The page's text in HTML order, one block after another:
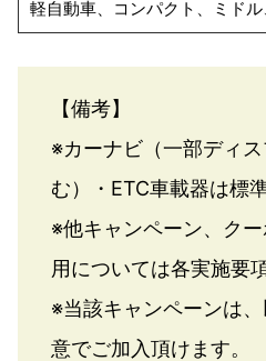
軽自動車、コンパクト、ミド
【備考】
※カーナビ（一部ディ
む）・ETC車載器は標
※他キャンペーン、ク
用については各実施要
※当該キャンペーンは
意でご加入頂けます。